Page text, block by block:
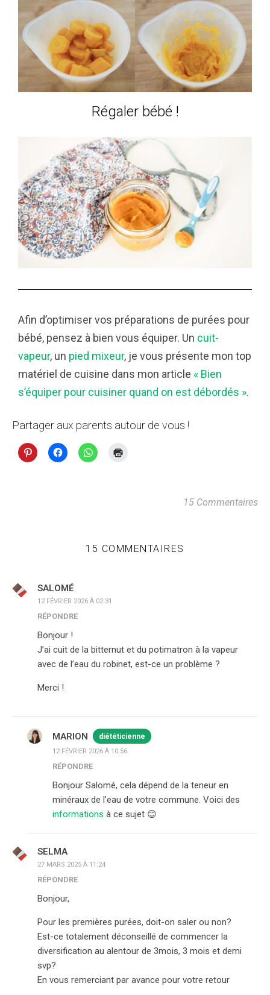
Régaler bébé !
Afin d’optimiser vos préparations de purées pour
bébé, pensez à bien vous équiper. Un cuit-
vapeur, un pied mixeur, je vous présente mon top
matériel de cuisine dans mon article « Bien
s’équiper pour cuisiner quand on est débordés ».
Partager aux parents autour de vous !
15 Commentaires
15 COMMENTAIRES
SALOMÉ
12 FÉVRIER 2026 À 02:31
RÉPONDRE
Bonjour !
J’ai cuit de la bitternut et du potimatron à la vapeur
avec de l’eau du robinet, est-ce un problème ?
Merci !
MARION diététicienne
12 FÉVRIER 2026 À 10:56
RÉPONDRE
Bonjour Salomé, cela dépend de la teneur en
minéraux de l’eau de votre commune. Voici des
informations à ce sujet 😊
SELMA
27 MARS 2025 À 11:24
RÉPONDRE
Bonjour,
Pour les premières purées, doit-on saler ou non?
Est-ce totalement déconseillé de commencer la
diversification au alentour de 3mois, 3 mois et demi
svp?
En vous remerciant par avance pour votre retour